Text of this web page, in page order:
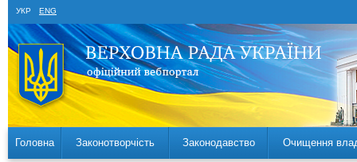
УКР ENG
Головна Законотворчість Законодавство Очищення